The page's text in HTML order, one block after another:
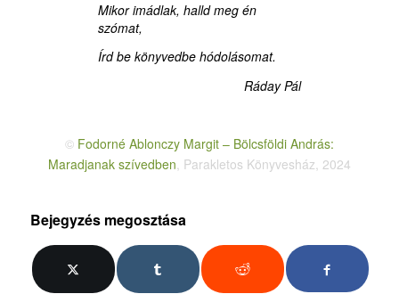
Mikor imádlak, halld meg én
szómat,
Írd be könyvedbe hódolásomat.
Ráday Pál
© Fodorné Ablonczy Margit – Bölcsföldi András:
Maradjanak szívedben , Parakletos Könyvesház, 2024
Bejegyzés megosztása